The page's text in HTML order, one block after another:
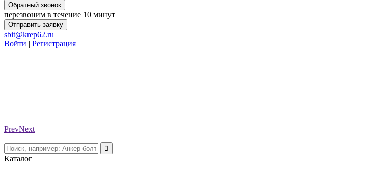
Обратный звонок
перезвоним в течение 10 минут
Отправить заявку
sbit@krep62.ru
Войти | Регистрация
PrevNext
Каталог